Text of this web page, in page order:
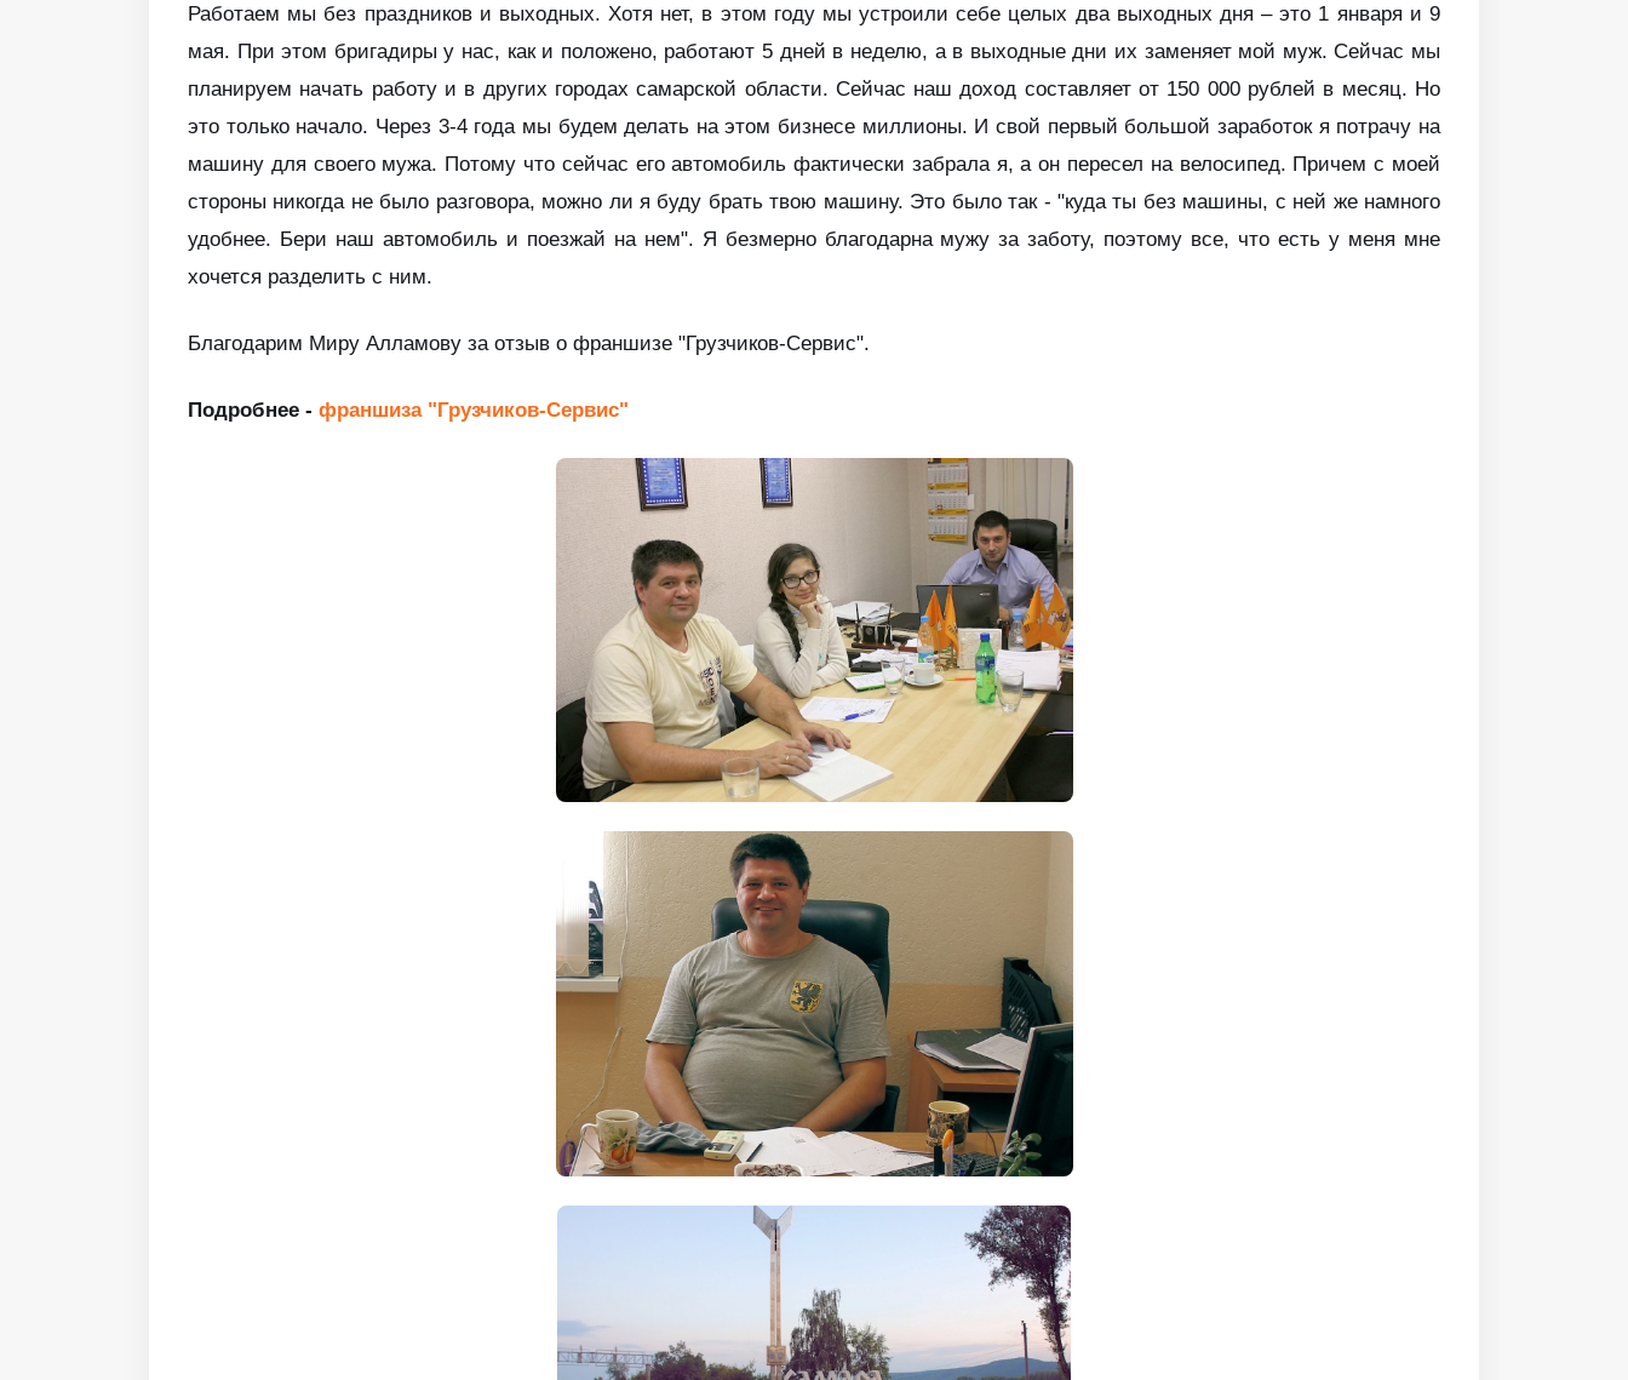
Работаем мы без праздников и выходных. Хотя нет, в этом году мы устроили себе целых два выходных дня – это 1 января и 9
мая. При этом бригадиры у нас, как и положено, работают 5 дней в неделю, а в выходные дни их заменяет мой муж. Сейчас мы
планируем начать работу и в других городах самарской области. Сейчас наш доход составляет от 150 000 рублей в месяц. Но
это только начало. Через 3-4 года мы будем делать на этом бизнесе миллионы. И свой первый большой заработок я потрачу на
машину для своего мужа. Потому что сейчас его автомобиль фактически забрала я, а он пересел на велосипед. Причем с моей
стороны никогда не было разговора, можно ли я буду брать твою машину. Это было так - "куда ты без машины, с ней же намного
удобнее. Бери наш автомобиль и поезжай на нем". Я безмерно благодарна мужу за заботу, поэтому все, что есть у меня мне
хочется разделить с ним.
Благодарим Миру Алламову за отзыв о франшизе "Грузчиков-Сервис".
Подробнее - франшиза "Грузчиков-Сервис"